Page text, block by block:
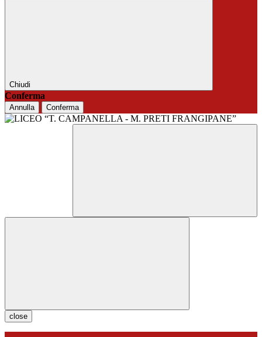
Chiudi
Conferma
Annulla Conferma
close